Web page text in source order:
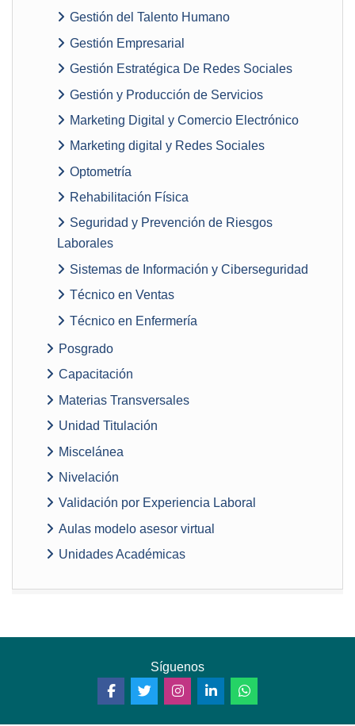
Gestión del Talento Humano
Gestión Empresarial
Gestión Estratégica De Redes Sociales
Gestión y Producción de Servicios
Marketing Digital y Comercio Electrónico
Marketing digital y Redes Sociales
Optometría
Rehabilitación Física
Seguridad y Prevención de Riesgos
Laborales
Sistemas de Información y Ciberseguridad
Técnico en Ventas
Técnico en Enfermería
Posgrado
Capacitación
Materias Transversales
Unidad Titulación
Miscelánea
Nivelación
Validación por Experiencia Laboral
Aulas modelo asesor virtual
Unidades Académicas
Síguenos